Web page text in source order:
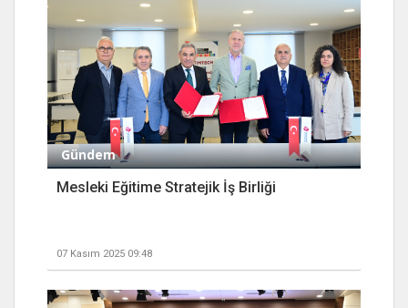
Gündem
Mesleki Eğitime Stratejik İş Birliği
07 Kasım 2025 09:48